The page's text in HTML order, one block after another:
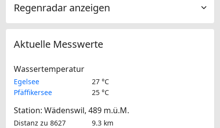
Regenradar anzeigen
Aktuelle Messwerte
Wassertemperatur
Egelsee
27 °C
Pfäffikersee
25 °C
Station: Wädenswil, 489 m.ü.M.
Distanz zu 8627
9.3 km